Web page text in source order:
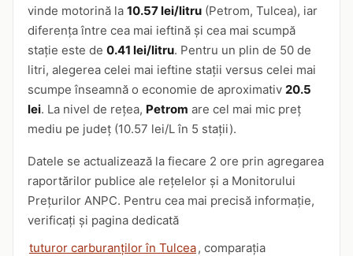
vinde motorină la 10.57 lei/litru (Petrom, Tulcea), iar
diferența între cea mai ieftină și cea mai scumpă
stație este de 0.41 lei/litru. Pentru un plin de 50 de
litri, alegerea celei mai ieftine stații versus celei mai
scumpe înseamnă o economie de aproximativ 20.5
lei. La nivel de rețea, Petrom are cel mai mic preț
mediu pe județ (10.57 lei/L în 5 stații).
Datele se actualizează la fiecare 2 ore prin agregarea
raportărilor publice ale rețelelor și a Monitorului
Prețurilor ANPC. Pentru cea mai precisă informație,
verificați și pagina dedicată
tuturor carburanților în Tulcea, comparația